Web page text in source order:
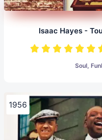
Isaac Hayes -
Soul,
1956